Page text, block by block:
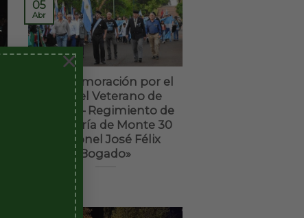
×
Conmemoración por el
Día del Veterano de
Guerra – Regimiento de
Infantería de Monte 30
«Coronel José Félix
Bogado»
05
Abr